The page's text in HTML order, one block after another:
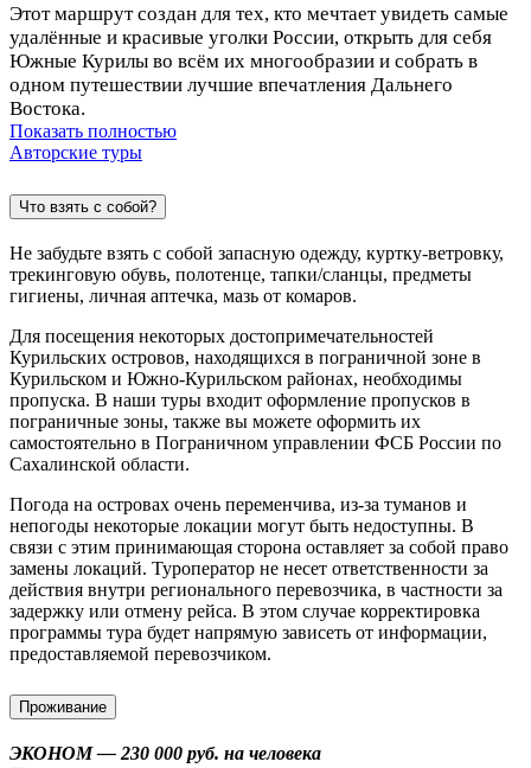
Этот маршрут создан для тех, кто мечтает увидеть самые
удалённые и красивые уголки России, открыть для себя
Южные Курилы во всём их многообразии и собрать в
одном путешествии лучшие впечатления Дальнего
Востока.
Показать полностью
Авторские туры
Что взять с собой?
Не забудьте взять с собой запасную одежду, куртку-ветровку,
трекинговую обувь, полотенце, тапки/сланцы, предметы
гигиены, личная аптечка, мазь от комаров.
Для посещения некоторых достопримечательностей
Курильских островов, находящихся в пограничной зоне в
Курильском и Южно-Курильском районах, необходимы
пропуска. В наши туры входит оформление пропусков в
пограничные зоны, также вы можете оформить их
самостоятельно в Пограничном управлении ФСБ России по
Сахалинской области.
Погода на островах очень переменчива, из-за туманов и
непогоды некоторые локации могут быть недоступны. В
связи с этим принимающая сторона оставляет за собой право
замены локаций. Туроператор не несет ответственности за
действия внутри регионального перевозчика, в частности за
задержку или отмену рейса. В этом случае корректировка
программы тура будет напрямую зависеть от информации,
предоставляемой перевозчиком.
Проживание
ЭКОНОМ — 230 000 руб. на человека